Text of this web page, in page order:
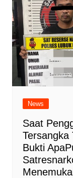
News
Saat
Tersangka
Bukti